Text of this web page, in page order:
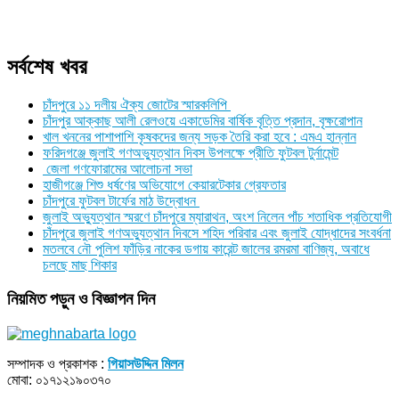
সর্বশেষ খবর
চাঁদপুরে ১১ দলীয় ঐক্য জোটের স্মারকলিপি
চাঁদপুর আক্কাছ আলী রেলওয়ে একাডেমির বার্ষিক বৃত্তি প্রদান, বৃক্ষরোপান
খাল খননের পাশাপাশি কৃষকদের জন্য সড়ক তৈরি করা হবে : এমএ হান্নান
ফরিদগঞ্জে জুলাই গণঅভ্যুত্থান দিবস উপলক্ষে প্রীতি ফুটবল টুর্নামেন্ট
জেলা গণফোরামের আলোচনা সভা
হাজীগঞ্জে শিশু ধর্ষণের অভিযোগে কেয়ারটেকার গ্রেফতার
চাঁদপুরে ফুটবল টার্ফের মাঠ উদ্বোধন
জুলাই অভ্যুত্থান স্মরণে চাঁদপুরে ম্যারাথন, অংশ নিলেন পাঁচ শতাধিক প্রতিযোগী
চাঁদপুরে জুলাই গণঅভ্যুত্থান দিবসে শহিদ পরিবার এবং জুলাই যোদ্ধাদের সংবর্ধনা
মতলবে নৌ পুলিশ ফাঁড়ির নাকের ডগায় কারেন্ট জালের রমরমা বাণিজ্য, অবাধে
চলছে মাছ শিকার
নিয়মিত পড়ুন ও বিজ্ঞাপন দিন
সম্পাদক ও প্রকাশক : গিয়াসউদ্দিন মিলন
মোবা: ০১৭১২১৯০৩৭০